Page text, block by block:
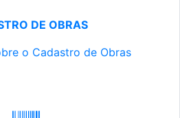
DE OBRAS
o Cadastro de Obras